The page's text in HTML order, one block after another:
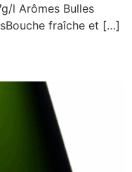
l Arômes Bulles
fraîche et […]